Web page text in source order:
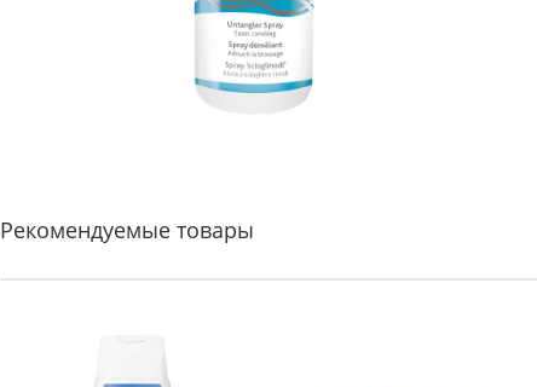
Рекомендуемые товары